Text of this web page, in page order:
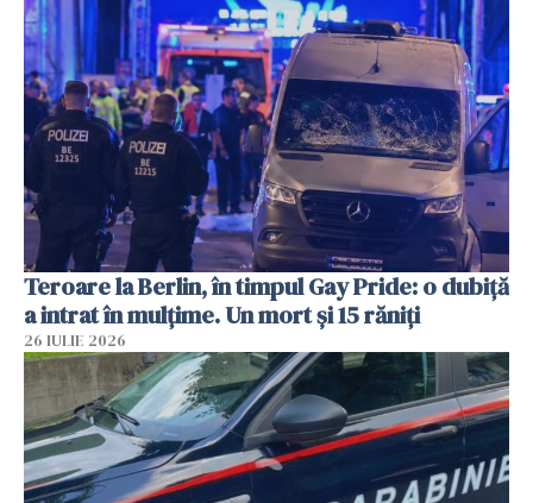
Teroare la Berlin, în timpul Gay Pride: o dubiță
a intrat în mulțime. Un mort și 15 răniți
26 IULIE 2026